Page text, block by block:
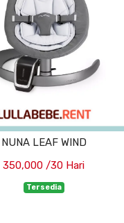
NUNA LEAF WIND
350,000 /30 Hari
Tersedia